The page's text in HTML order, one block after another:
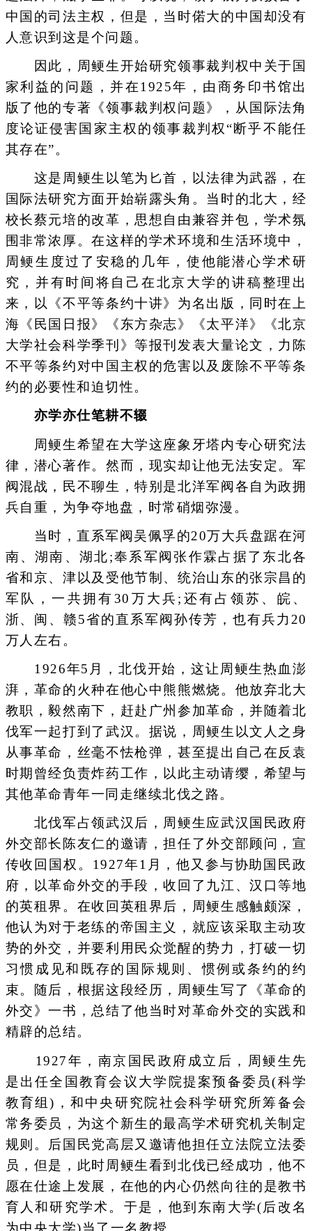
中国的司法主权，但是，当时偌大的中国却没有
人意识到这是个问题。
因此，周鲠生开始研究领事裁判权中关于国
家利益的问题，并在1925年，由商务印书馆出
版了他的专著《领事裁判权问题》，从国际法角
度论证侵害国家主权的领事裁判权“断乎不能任
其存在”。
这是周鲠生以笔为匕首，以法律为武器，在
国际法研究方面开始崭露头角。当时的北大，经
校长蔡元培的改革，思想自由兼容并包，学术氛
围非常浓厚。在这样的学术环境和生活环境中，
周鲠生度过了安稳的几年，使他能潜心学术研
究，并有时间将自己在北京大学的讲稿整理出
来，以《不平等条约十讲》为名出版，同时在上
海《民国日报》《东方杂志》《太平洋》《北京
大学社会科学季刊》等报刊发表大量论文，力陈
不平等条约对中国主权的危害以及废除不平等条
约的必要性和迫切性。
亦学亦仕笔耕不辍
周鲠生希望在大学这座象牙塔内专心研究法
律，潜心著作。然而，现实却让他无法安定。军
阀混战，民不聊生，特别是北洋军阀各自为政拥
兵自重，为争夺地盘，时常硝烟弥漫。
当时，直系军阀吴佩孚的20万大兵盘踞在河
南、湖南、湖北;奉系军阀张作霖占据了东北各
省和京、津以及受他节制、统治山东的张宗昌的
军队，一共拥有30万大兵;还有占领苏、皖、
浙、闽、赣5省的直系军阀孙传芳，也有兵力20
万人左右。
1926年5月，北伐开始，这让周鲠生热血澎
湃，革命的火种在他心中熊熊燃烧。他放弃北大
教职，毅然南下，赶赴广州参加革命，并随着北
伐军一起打到了武汉。据说，周鲠生以文人之身
从事革命，丝毫不怯枪弹，甚至提出自己在反袁
时期曾经负责炸药工作，以此主动请缨，希望与
其他革命青年一同走继续北伐之路。
北伐军占领武汉后，周鲠生应武汉国民政府
外交部长陈友仁的邀请，担任了外交部顾问，宣
传收回国权。1927年1月，他又参与协助国民政
府，以革命外交的手段，收回了九江、汉口等地
的英租界。在收回英租界后，周鲠生感触颇深，
他认为对于老练的帝国主义，就应该采取主动攻
势的外交，并要利用民众觉醒的势力，打破一切
习惯成见和既存的国际规则、惯例或条约的约
束。随后，根据这段经历，周鲠生写了《革命的
外交》一书，总结了他当时对革命外交的实践和
精辟的总结。
1927年，南京国民政府成立后，周鲠生先
是出任全国教育会议大学院提案预备委员(科学
教育组)，和中央研究院社会科学研究所筹备会
常务委员，为这个新生的最高学术研究机关制定
规则。后国民党高层又邀请他担任立法院立法委
员，但是，此时周鲠生看到北伐已经成功，他不
愿在仕途上发展，在他的内心仍然向往的是教书
育人和研究学术。于是，他到东南大学(后改名
为中央大学)当了一名教授。